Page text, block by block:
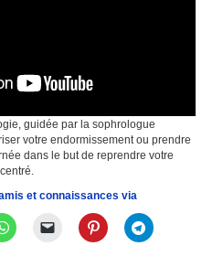
guidée par la sophrologue
votre endormissement ou prendre
dans le but de reprendre votre
et connaissances via